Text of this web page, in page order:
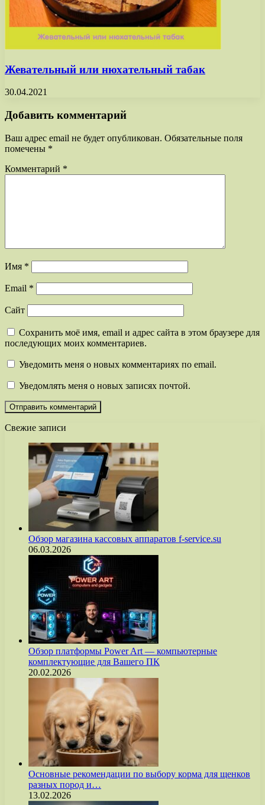
Жевательный или нюхательный табак
30.04.2021
Добавить комментарий
Ваш адрес email не будет опубликован. Обязательные поля
помечены *
Комментарий *
Имя *
Email *
Сайт
Сохранить моё имя, email и адрес сайта в этом браузере для
последующих моих комментариев.
Уведомить меня о новых комментариях по email.
Уведомлять меня о новых записях почтой.
Свежие записи
Обзор магазина кассовых аппаратов f-service.su
06.03.2026
Обзор платформы Power Art — компьютерные
комплектующие для Вашего ПК
20.02.2026
Основные рекомендации по выбору корма для щенков
разных пород и…
13.02.2026